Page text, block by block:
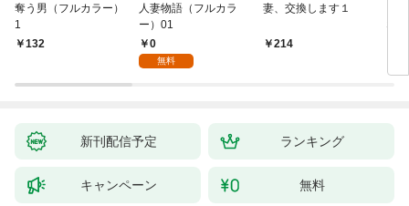
奪う男（フルカラー）
1
132
人妻物語（フルカラ
ー）01
0
無料
妻、交換します１
214
な
新刊配信予定 ランキング
キャンペーン 無料